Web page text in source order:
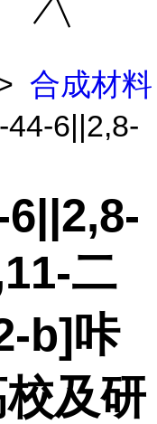
合成材料
6||2,8-
二
b]咔
及研